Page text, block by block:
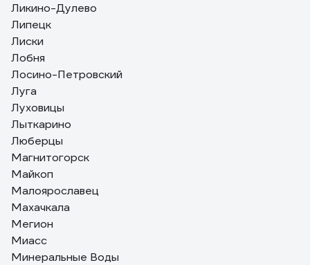
Ликино-Дулево
Липецк
Лиски
Лобня
Лосино-Петровский
Луга
Луховицы
Лыткарино
Люберцы
Магнитогорск
Майкоп
Малоярославец
Махачкала
Мегион
Миасс
Минеральные Воды